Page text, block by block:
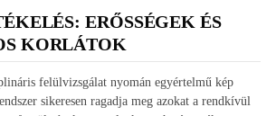
ERŐSSÉGEK ÉS
KORLÁTOK
felülvizsgálat nyomán egyértelmű kép
sikeresen ragadja meg azokat a rendkívül